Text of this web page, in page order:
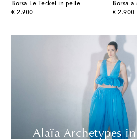
Borsa Le Teckel in pelle
€ 2.900
original price
Borsa a
€ 2.900
original
Alaïa Archetypes